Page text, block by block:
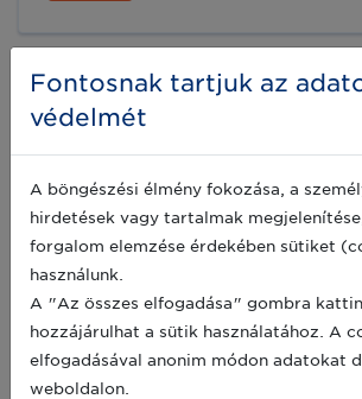
melynek következtében egyes
Elérhetőségeink és
tájékoztatás 2021.
Tájékoztatjuk tisztelt
Magyarország munkatársai
védelmében jellemzően továbbra
office rendszerben történő
mellett döntött. A rendkívüli
bevezetett gyakorlat bizonyította,
nagyobb biztonságban és
hatékonysággal tudjuk ellátni
munkánkat.
2021-05-31
Négy hasznos stratégia,
elkerülje a termékcímkézési
Fontosnak tartjuk az
védelmét
A böngészési élmény fokozása, a
hirdetések vagy tartalmak
forgalom elemzése érdekében sütiket
használunk.
A "Az összes elfogadása" gombra
hozzájárulhat a sütik használatához. A
elfogadásával anonim módon adatokat
weboldalon.